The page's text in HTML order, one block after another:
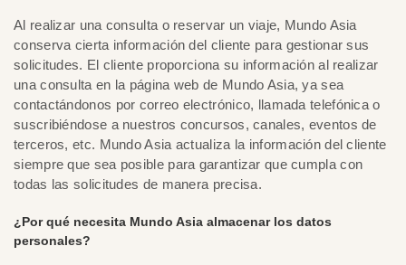
Al realizar una consulta o reservar un viaje, Mundo Asia
conserva cierta información del cliente para gestionar sus
solicitudes. El cliente proporciona su información al realizar
una consulta en la página web de Mundo Asia, ya sea
contactándonos por correo electrónico, llamada telefónica o
suscribiéndose a nuestros concursos, canales, eventos de
terceros, etc. Mundo Asia actualiza la información del cliente
siempre que sea posible para garantizar que cumpla con
todas las solicitudes de manera precisa.
¿Por qué necesita Mundo Asia almacenar los datos
personales?